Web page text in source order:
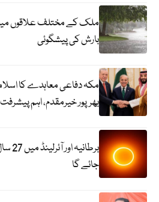
ملک کے مختلف علاقوں
بارش کی پیشگوئی
مکہ دفاعی معاہدے کا
بھرپور خیرمقدم، اہم
جائے گا